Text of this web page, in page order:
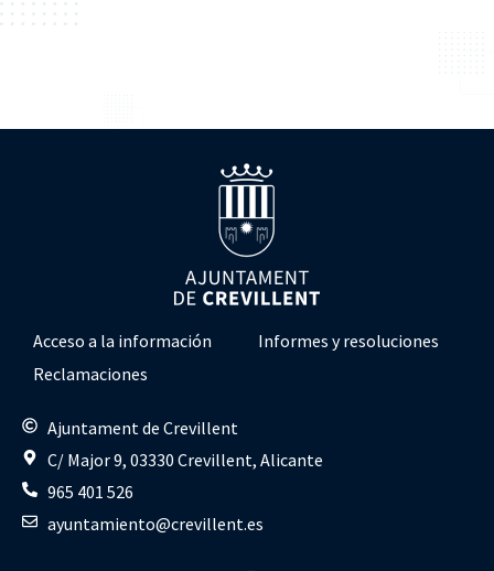
Acceso a la información
Informes y resoluciones
Reclamaciones
Ajuntament de Crevillent
C/ Major 9, 03330 Crevillent, Alicante
965 401 526
ayuntamiento@crevillent.es